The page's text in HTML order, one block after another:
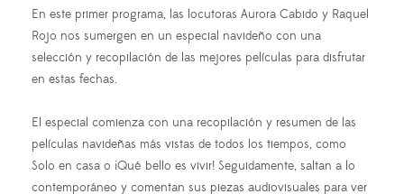
En este primer programa, las locutoras Aurora Cabido y Raquel
Rojo nos sumergen en un especial navideño con una
selección y recopilación de las mejores películas para disfrutar
en estas fechas.
El especial comienza con una recopilación y resumen de las
películas navideñas más vistas de todos los tiempos, como
Solo en casa o ¡Qué bello es vivir! Seguidamente, saltan a lo
contemporáneo y comentan sus piezas audiovisuales para ver